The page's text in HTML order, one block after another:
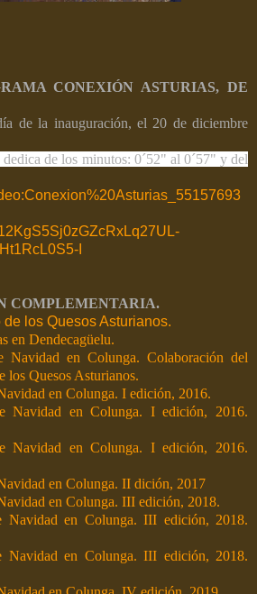
CONEXIÓN ASTURIAS, DE
de la inauguración, el 20 de diciembre
de los minutos: 0´52" al 0´57" y del
I
COMPLEMENTARIA.
los Quesos Asturianos.
en Dendecagüelu.
Navidad en Colunga. Colaboración del
los Quesos Asturianos.
en Colunga. I edición, 2016.
Navidad en Colunga. I edición, 2016.
Navidad en Colunga. I edición, 2016.
en Colunga. II dición, 2017
en Colunga. III edición, 2018.
Navidad en Colunga. III edición, 2018.
Navidad en Colunga. III edición, 2018.